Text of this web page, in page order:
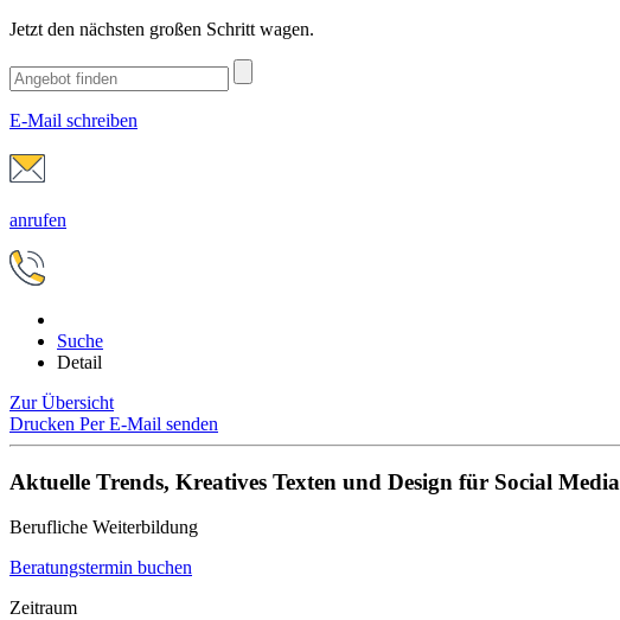
Jetzt den nächsten großen Schritt wagen.
E-Mail schreiben
anrufen
Suche
Detail
Zur Übersicht
Drucken Per E-Mail senden
Aktuelle Trends, Kreatives Texten und Design für Social Media
Berufliche Weiterbildung
Beratungstermin buchen
Zeitraum